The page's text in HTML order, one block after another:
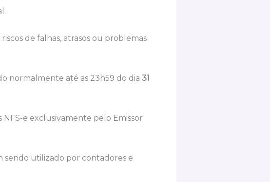
de falhas, atrasos ou problemas
normalmente até as 23h59 do dia 31
NFS-e exclusivamente pelo Emissor
sendo utilizado por contadores e